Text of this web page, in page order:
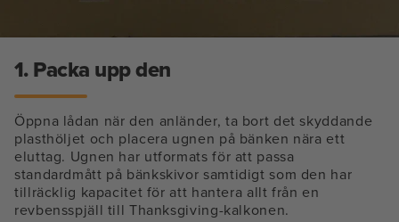
1. Packa upp den
Öppna lådan när den anländer, ta bort det skyddande
plasthöljet och placera ugnen på bänken nära ett
eluttag. Ugnen har utformats för att passa
standardmått på bänkskivor samtidigt som den har
tillräcklig kapacitet för att hantera allt från en
revbensspjäll till Thanksgiving-kalkonen.